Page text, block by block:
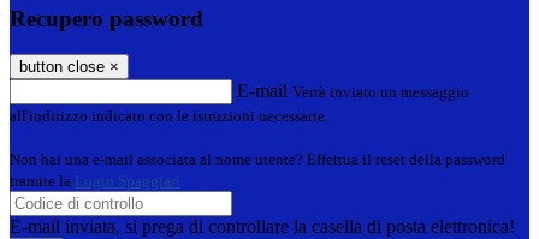
Recupero password
button close ×
E-mail Verrà inviato un messaggio
all'indirizzo indicato con le istruzioni necessarie.
Non hai una e-mail associata al nome utente? Effettua il reset della password
tramite la Login Spaggiari
E-mail inviata, si prega di controllare la casella di posta elettronica!